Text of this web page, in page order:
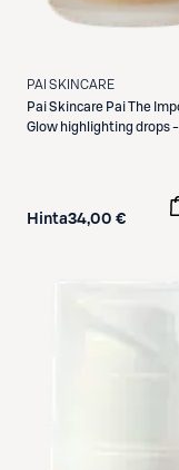
PAI SKINCARE
Pai Skincare Pai The
Glow highlighting drops -
Hinta34,00 €